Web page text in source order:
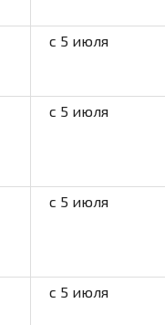
с 5 июля
с 5 июля
с 5 июля
с 5 июля